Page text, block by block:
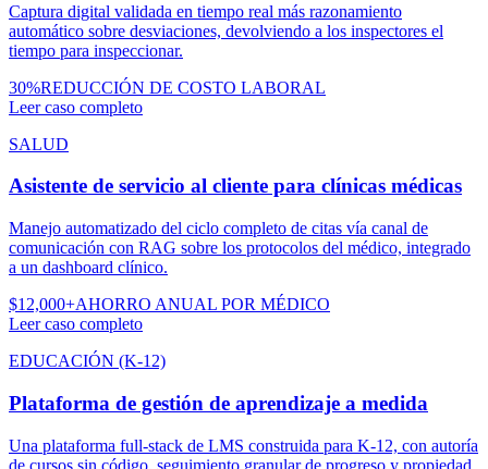
Captura digital validada en tiempo real más razonamiento
automático sobre desviaciones, devolviendo a los inspectores el
tiempo para inspeccionar.
30%REDUCCIÓN DE COSTO LABORAL
Leer caso completo
SALUD
Asistente de servicio al cliente para clínicas médicas
Manejo automatizado del ciclo completo de citas vía canal de
comunicación con RAG sobre los protocolos del médico, integrado
a un dashboard clínico.
$12,000+AHORRO ANUAL POR MÉDICO
Leer caso completo
EDUCACIÓN (K-12)
Plataforma de gestión de aprendizaje a medida
Una plataforma full-stack de LMS construida para K-12, con autoría
de cursos sin código, seguimiento granular de progreso y propiedad